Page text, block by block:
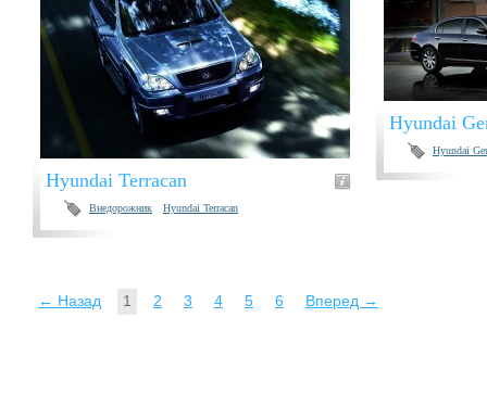
Hyundai Terracan
Внедорожник Hyundai Terracan
Hyundai
Hyundai
← Назад 1 2 3 4 5 6 Вперед →